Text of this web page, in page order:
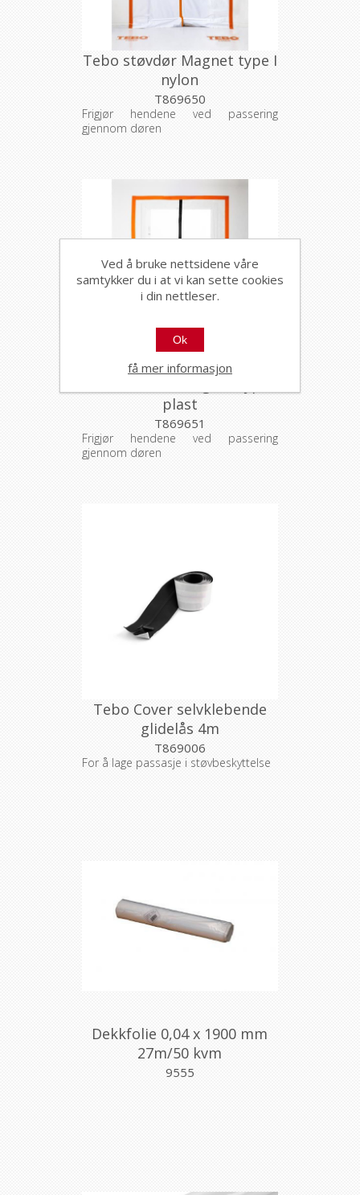
Tebo støvdør Magnet type I
nylon
T869650
Frigjør hendene ved passering
gjennom døren
plast
T869651
Frigjør hendene ved passering
gjennom døren
Tebo Cover selvklebende
glidelås 4m
T869006
For å lage passasje i støvbeskyttelse
Dekkfolie 0,04 x 1900 mm
27m/50 kvm
9555
Ved å bruke nettsidene våre
samtykker du i at vi kan sette cookies
i din nettleser.
Ok
få mer informasjon